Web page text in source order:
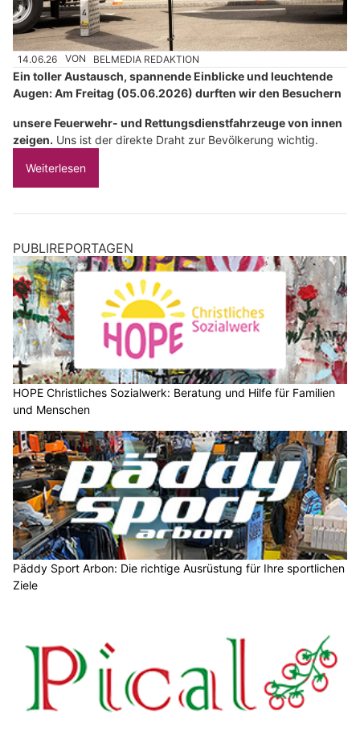
14.06.26 VON BELMEDIA REDAKTION
Ein toller Austausch, spannende Einblicke und leuchtende
Augen: Am Freitag (05.06.2026) durften wir den Besuchern
unsere Feuerwehr- und Rettungsdienstfahrzeuge von innen
zeigen. Uns ist der direkte Draht zur Bevölkerung wichtig.
Weiterlesen
PUBLIREPORTAGEN
HOPE Christliches Sozialwerk: Beratung und Hilfe für Familien
und Menschen
Päddy Sport Arbon: Die richtige Ausrüstung für Ihre sportlichen
Ziele